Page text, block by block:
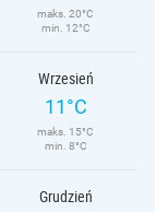
maks. 20°C
min. 12°C
Wrzesień
11°C
maks. 15°C
min. 8°C
Grudzień